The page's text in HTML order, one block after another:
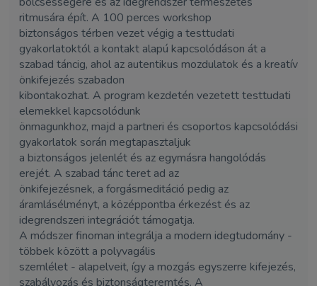
ritmusára épít. A 100 perces workshop
biztonságos térben vezet végig a testtudati
gyakorlatoktól a kontakt alapú kapcsolódáson át a
szabad táncig, ahol az autentikus mozdulatok és a kreatív
önkifejezés szabadon
kibontakozhat. A program kezdetén vezetett testtudati
elemekkel kapcsolódunk
önmagunkhoz, majd a partneri és csoportos kapcsolódási
gyakorlatok során megtapasztaljuk
a biztonságos jelenlét és az egymásra hangolódás
erejét. A szabad tánc teret ad az
önkifejezésnek, a forgásmeditáció pedig az
áramlásélményt, a középpontba érkezést és az
idegrendszeri integrációt támogatja.
A módszer finoman integrálja a modern idegtudomány -
többek között a polyvagális
szemlélet - alapelveit, így a mozgás egyszerre kifejezés,
szabályozás és biztonságteremtés. A